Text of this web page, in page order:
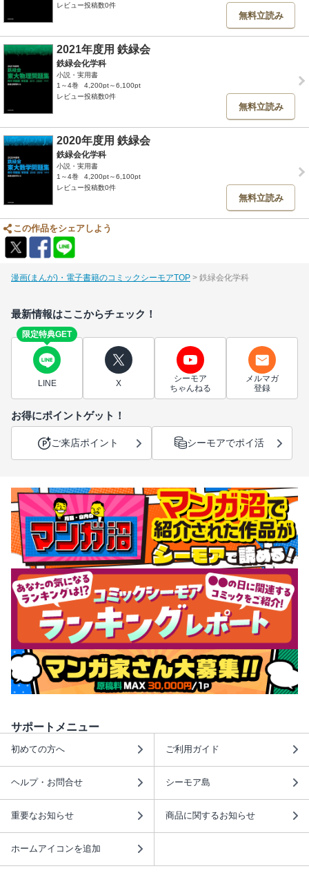
レビュー投稿数0件
無料立読み
2021年度用 鉄緑会
鉄緑会化学科
小説・実用書
1～4巻
4,200pt～6,100pt
レビュー投稿数0件
無料立読み
2020年度用 鉄緑会
鉄緑会化学科
小説・実用書
1～4巻
4,200pt～6,100pt
レビュー投稿数0件
無料立読み
この作品をシェアしよう
漫画(まんが)・電子書籍のコミックシーモアTOP 鉄緑会化学科
最新情報はここからチェック！
限定特典GET
LINE X
シーモア
ちゃんねる
メルマガ
登録
お得にポイントゲット！
ご来店ポイント シーモアでポイ活
サポートメニュー
初めての方へ ご利用ガイド
ヘルプ・お問合せ シーモア島
重要なお知らせ 商品に関するお知らせ
ホームアイコンを追加